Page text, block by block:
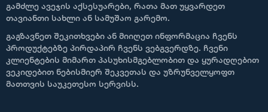
გამძლე ავეჯის აქსესუარები, რათა მათ უყვარდეთ
თავიანთი სახლი ან სამუშაო გარემო.
გაგზავნეთ შეკითხვები ან მიიღეთ ინფორმაცია ჩვენს
პროდუქტებზე პირდაპირ ჩვენს ვებგვერდზე. ჩვენი
კლიენტების მიმართ პასუხისმგებლობით და ყურადღებით
ვეკიდებით ნებისმიერ შეკვეთას და უზრუნველყოფთ
მათთვის საუკეთესო სერვისს.